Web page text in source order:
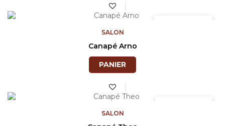
SALON
Canapé Arno
PANIER
SALON